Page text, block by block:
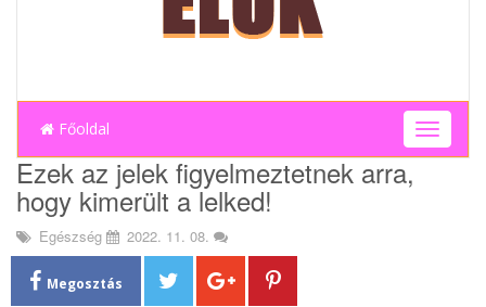
Főoldal
T
o
Ezek az jelek figyelmeztetnek arra,
hogy kimerült a lelked!
Egészség 2022. 11. 08.
Megosztás